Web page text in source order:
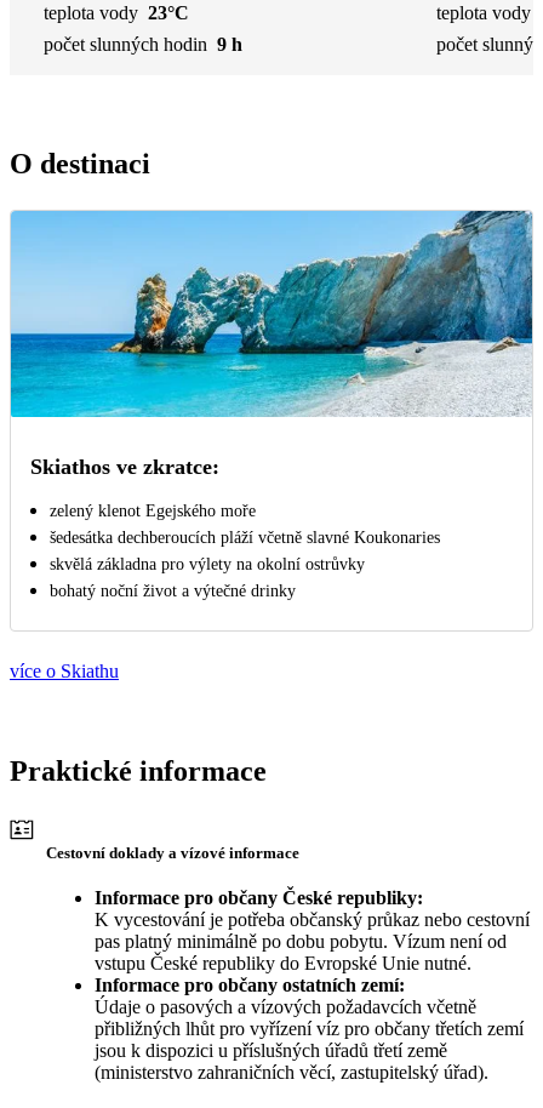
teplota vody 23°C
počet slunných hodin 9 h
teplota vody
počet
O destinaci
Skiathos ve zkratce:
zelený klenot Egejského moře
šedesátka dechberoucích pláží včetně slavné Koukonaries
skvělá základna pro výlety na okolní ostrůvky
bohatý noční život a výtečné drinky
více o Skiathu
Praktické informace
Cestovní doklady a vízové informace
Informace pro občany České republiky:
K vycestování je potřeba občanský průkaz nebo cestovní
pas platný minimálně po dobu pobytu. Vízum není od
vstupu České republiky do Evropské Unie nutné.
Informace pro občany ostatních zemí:
Údaje o pasových a vízových požadavcích včetně
přibližných lhůt pro vyřízení víz pro občany třetích zemí
jsou k dispozici u příslušných úřadů třetí země
(ministerstvo zahraničních věcí, zastupitelský úřad).